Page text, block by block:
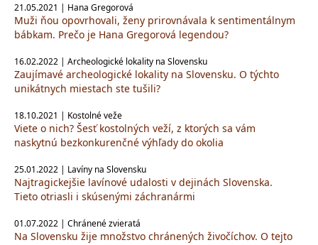
21.05.2021 | Hana Gregorová
Muži ňou opovrhovali, ženy prirovnávala k sentimentálnym
bábkam. Prečo je Hana Gregorová legendou?
16.02.2022 | Archeologické lokality na Slovensku
Zaujímavé archeologické lokality na Slovensku. O týchto
unikátnych miestach ste tušili?
18.10.2021 | Kostolné veže
Viete o nich? Šesť kostolných veží, z ktorých sa vám
naskytnú bezkonkurenčné výhľady do okolia
25.01.2022 | Lavíny na Slovensku
Najtragickejšie lavínové udalosti v dejinách Slovenska.
Tieto otriasli i skúsenými záchranármi
01.07.2022 | Chránené zvieratá
Na Slovensku žije množstvo chránených živočíchov. O tejto